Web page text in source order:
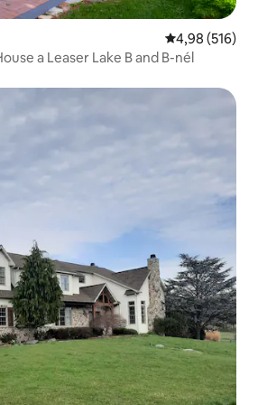
Átlagos
4,98 (516)
a Leaser Lake B and B-nél